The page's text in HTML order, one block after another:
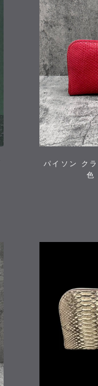
パイソン ク
色